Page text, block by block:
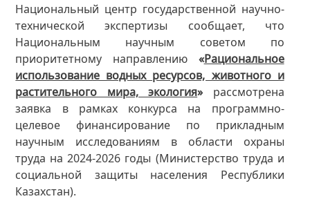
Национальный центр государственной научно-
технической экспертизы сообщает, что
Национальным научным советом по
приоритетному направлению «Рациональное
использование водных ресурсов, животного и
растительного мира, экология» рассмотрена
заявка в рамках конкурса на программно-
целевое финансирование по прикладным
научным исследованиям в области охраны
труда на 2024-2026 годы (Министерство труда и
социальной защиты населения Республики
Казахстан).